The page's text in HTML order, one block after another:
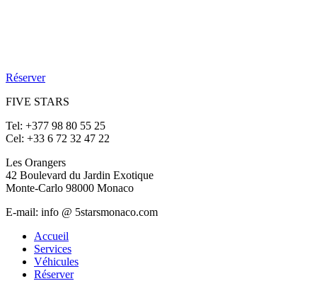
Réserver
FIVE STARS
Tel: +377 98 80 55 25
Cel: +33 6 72 32 47 22
Les Orangers
42 Boulevard du Jardin Exotique
Monte-Carlo 98000 Monaco
E-mail: info @ 5starsmonaco.com
Accueil
Services
Véhicules
Réserver